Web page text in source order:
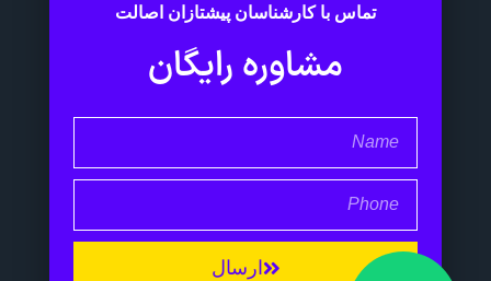
تماس با کارشناسان پیشتازان اصالت
مشاوره رایگان
ارسال